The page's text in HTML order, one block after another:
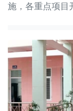
施，各重点项目